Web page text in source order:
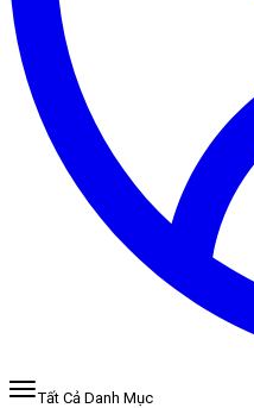
Tất Cả Danh Mục